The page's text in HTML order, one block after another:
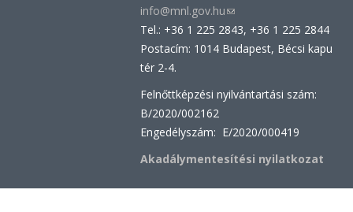
info@mnl.gov.hu(link
sends
e-
Tel.: +36 1 225 2843, +36 1 225 2844
Postacím: 1014 Budapest, Bécsi kapu
tér 2-4.
Felnőttképzési nyilvántartási szám:
B/2020/002162
Engedélyszám: E/2020/000419
Akadálymentesítési nyilatkozat